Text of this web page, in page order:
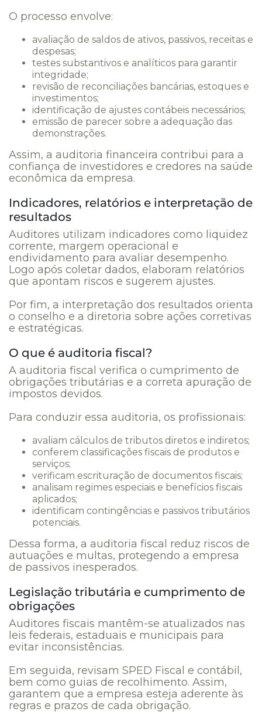
O processo envolve:
avaliação de saldos de ativos, passivos, receitas e
despesas;
testes substantivos e analíticos para garantir
integridade;
revisão de reconciliações bancárias, estoques e
investimentos;
identificação de ajustes contábeis necessários;
emissão de parecer sobre a adequação das
demonstrações.
Assim, a auditoria financeira contribui para a
confiança de investidores e credores na saúde
econômica da empresa.
Indicadores, relatórios e interpretação de
resultados
Auditores utilizam indicadores como liquidez
corrente, margem operacional e
endividamento para avaliar desempenho.
Logo após coletar dados, elaboram relatórios
que apontam riscos e sugerem ajustes.
Por fim, a interpretação dos resultados orienta
o conselho e a diretoria sobre ações corretivas
e estratégicas.
O que é auditoria fiscal?
A auditoria fiscal verifica o cumprimento de
obrigações tributárias e a correta apuração de
impostos devidos.
Para conduzir essa auditoria, os profissionais:
avaliam cálculos de tributos diretos e indiretos;
conferem classificações fiscais de produtos e
serviços;
verificam escrituração de documentos fiscais;
analisam regimes especiais e benefícios fiscais
aplicados;
identificam contingências e passivos tributários
potenciais.
Dessa forma, a auditoria fiscal reduz riscos de
autuações e multas, protegendo a empresa
de passivos inesperados.
Legislação tributária e cumprimento de
obrigações
Auditores fiscais mantêm-se atualizados nas
leis federais, estaduais e municipais para
evitar inconsistências.
Em seguida, revisam SPED Fiscal e contábil,
bem como guias de recolhimento. Assim,
garantem que a empresa esteja aderente às
regras e prazos de cada obrigação.